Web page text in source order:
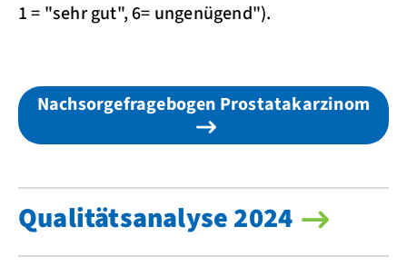
1 = "sehr gut", 6= ungenügend").
Nachsorgefragebogen Prostatakarzinom
Qualitätsanalyse 2024